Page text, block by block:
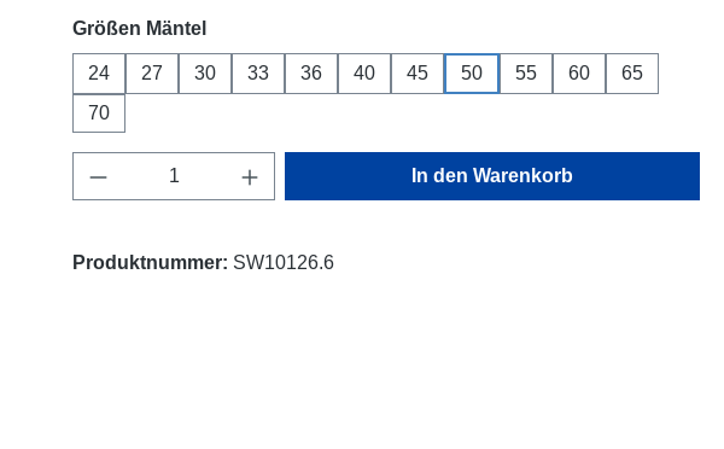
Größen Mäntelauswählen
24 27 30 33 36 40 45 50 55 60
65
70
Produkt Anzahl: Gib den gewünschten Wert ein
In den Warenkorb
Produktnummer: SW10126.6